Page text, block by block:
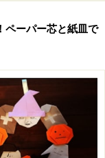
鯉の大きさが、
少しだけ。
ペーパー芯と紙皿で